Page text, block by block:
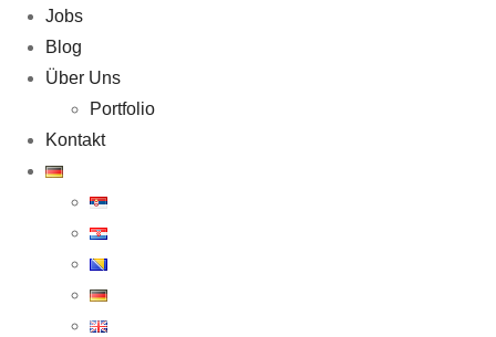
Jobs
Blog
Über Uns
Portfolio
Kontakt